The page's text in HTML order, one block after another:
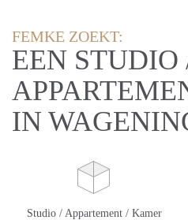
FEMKE ZOEKT:
EEN STUDIO
IN
Studio / Appartement / Kamer